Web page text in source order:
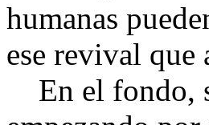
humanas
ese revival que
En el fondo,